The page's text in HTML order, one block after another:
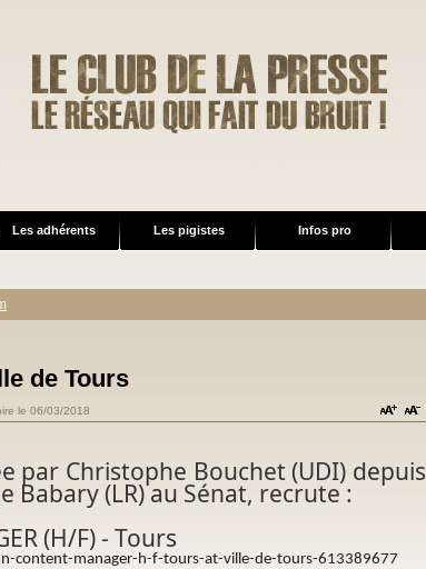
Les adhérents Les pigistes Infos pro
de Tours
le 06/03/2018
par Christophe Bouchet (UDI) depuis
Babary (LR) au Sénat, recrute :
(H/F) - Tours
content-manager-h-f-tours-at-ville-de-tours-613389677